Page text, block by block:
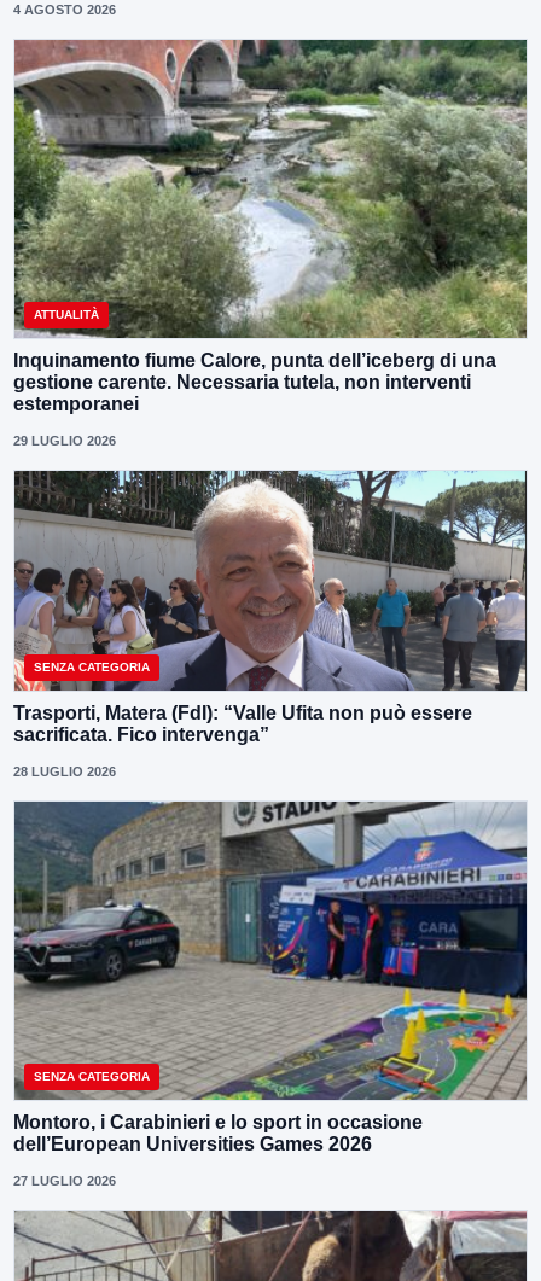
4 AGOSTO 2026
ATTUALITÀ
Inquinamento fiume Calore, punta dell’iceberg di una
gestione carente. Necessaria tutela, non interventi
estemporanei
29 LUGLIO 2026
SENZA CATEGORIA
Trasporti, Matera (FdI): “Valle Ufita non può essere
sacrificata. Fico intervenga”
28 LUGLIO 2026
SENZA CATEGORIA
Montoro, i Carabinieri e lo sport in occasione
dell’European Universities Games 2026
27 LUGLIO 2026